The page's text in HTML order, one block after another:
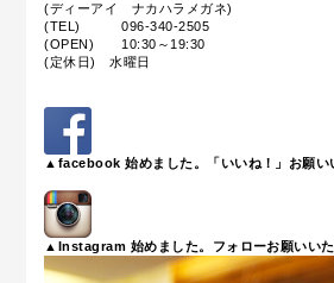
(ディーアイ ナカハラメガネ)
(TEL) 096-340-2505
(OPEN) 10:30～19:30
(定休日) 水曜日
▲facebook 始めました。「いいね！」お願い
▲Instagram 始めました。フォローお願いい